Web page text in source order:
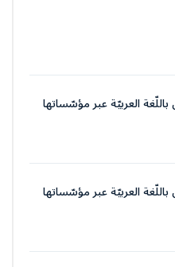
العربيّة عبر مؤسّساتها
العربيّة عبر مؤسّساتها